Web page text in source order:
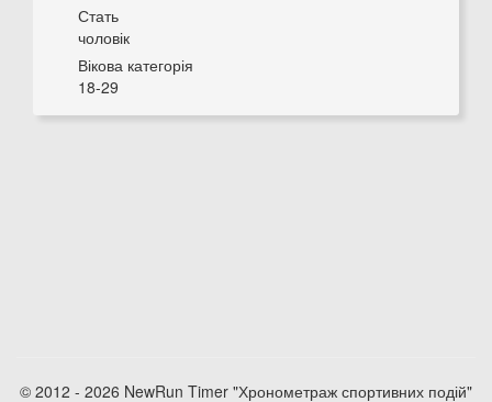
Стать
чоловік
Вікова категорія
18-29
© 2012 - 2026 NewRun Timer "Хронометраж спортивних подій"